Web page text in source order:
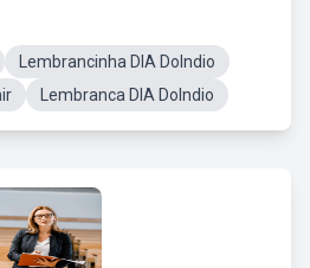
Lembrancinha DIA DoIndio
Lembranca DIA DoIndio